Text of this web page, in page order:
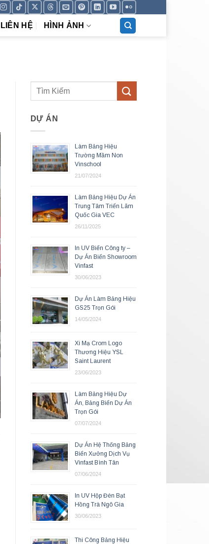
LIÊN HỆ HÌNH ẢNH
DỰ ÁN
Làm Bảng Hiệu
Trường Mầm Non
Vinschool
21/07/2024
Làm Bảng Hiệu Dự Án
Trung Tâm Triển Lãm
Quốc Gia VEC
26/11/2025
In UV Biển Công ty –
Dự Án Biển Showroom
Vinfast
30/06/2023
Dự Án Làm Bảng Hiệu
GS25 Trọn Gói
14/05/2024
Xi Mạ Crom Logo
Thương Hiệu YSL
Saint Laurent
23/06/2023
Làm Bảng Hiệu Dự
Án, Bảng Biển Dự Án
Trọn Gói
07/07/2024
Dự Án Hệ Thống Bảng
Biển Xưởng Dịch Vụ
Vinfast Bình Tân
07/06/2024
In UV Hộp Đèn Bạt
Hồng Trà Ngô Gia
30/06/2023
Thi Công Bảng Hiệu